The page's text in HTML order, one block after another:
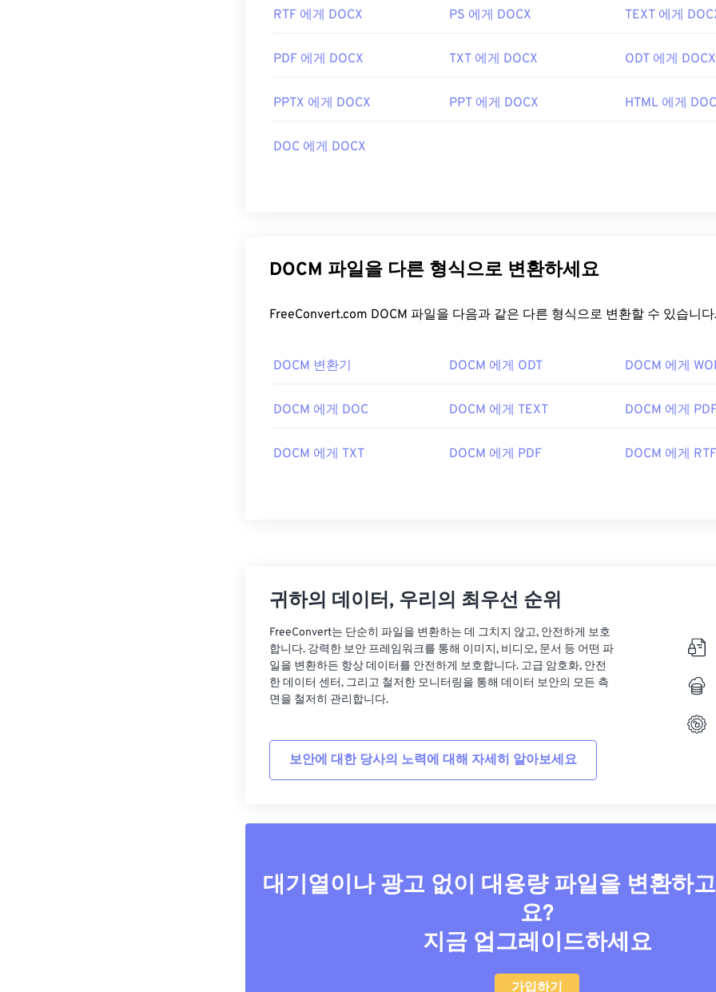
RTF 에게 DOCX PS 에게 DOCX TEXT 에게
PDF 에게 DOCX TXT 에게 DOCX ODT 에게 DOCX
PPTX 에게 DOCX PPT 에게 DOCX HTML 에게
DOC 에게 DOCX
DOCM 파일을 다른 형식으로 변환하세요
FreeConvert.com DOCM 파일을 다음과 같은 다른 형식으로 변환할 수 있습니
DOCM 변환기 DOCM 에게 ODT DOCM 에게
DOCM 에게 DOC DOCM 에게 TEXT DOCM 에게
DOCM 에게 TXT DOCM 에게 PDF DOCM 에게 RTF
귀하의 데이터, 우리의 최우선 순위
FreeConvert는 단순히 파일을 변환하는 데 그치지 않고, 안전하게 보호
합니다. 강력한 보안 프레임워크를 통해 이미지, 비디오, 문서 등 어떤 파
일을 변환하든 항상 데이터를 안전하게 보호합니다. 고급 암호화, 안전
한 데이터 센터, 그리고 철저한 모니터링을 통해 데이터 보안의 모든 측
면을 철저히 관리합니다.
보안에 대한 당사의 노력에 대해 자세히 알아보세요
대기열이나 광고 없이 대용량 파일을 변환하
요?
지금 업그레이드하세요
가입하기